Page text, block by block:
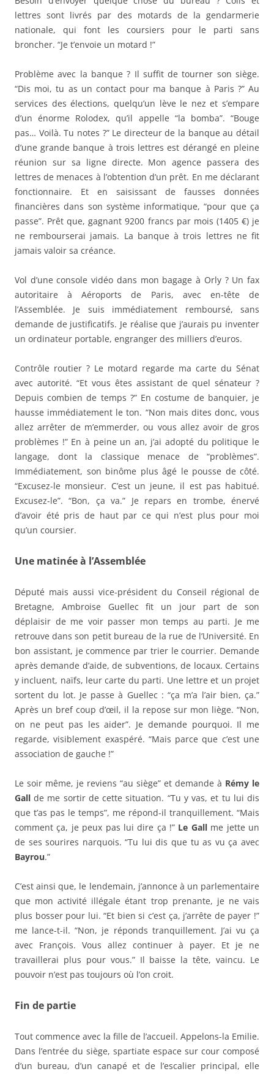
lettres sont livrés par des motards de la gendarmerie
nationale, qui font les coursiers pour le parti sans
broncher. “Je t’envoie un motard !”
Problème avec la banque ? Il suffit de tourner son siège.
“Dis moi, tu as un contact pour ma banque à Paris ?” Au
services des élections, quelqu’un lève le nez et s’empare
d’un énorme Rolodex, qu’il appelle “la bomba”. “Bouge
pas… Voilà. Tu notes ?” Le directeur de la banque au détail
d’une grande banque à trois lettres est dérangé en pleine
réunion sur sa ligne directe. Mon agence passera des
lettres de menaces à l’obtention d’un prêt. En me déclarant
fonctionnaire. Et en saisissant de fausses données
financières dans son système informatique, “pour que ça
passe”. Prêt que, gagnant 9200 francs par mois (1405 €) je
ne rembourserai jamais. La banque à trois lettres ne fit
jamais valoir sa créance.
Vol d’une console vidéo dans mon bagage à Orly ? Un fax
autoritaire à Aéroports de Paris, avec en-tête de
l’Assemblée. Je suis immédiatement remboursé, sans
demande de justificatifs. Je réalise que j’aurais pu inventer
un ordinateur portable, engranger des milliers d’euros.
Contrôle routier ? Le motard regarde ma carte du Sénat
avec autorité. “Et vous êtes assistant de quel sénateur ?
Depuis combien de temps ?” En costume de banquier, je
hausse immédiatement le ton. “Non mais dites donc, vous
allez arrêter de m’emmerder, ou vous allez avoir de gros
problèmes !” En à peine un an, j’ai adopté du politique le
langage, dont la classique menace de “problèmes”.
Immédiatement, son binôme plus âgé le pousse de côté.
“Excusez-le monsieur. C’est un jeune, il est pas habitué.
Excusez-le”. “Bon, ça va.” Je repars en trombe, énervé
d’avoir été pris de haut par ce qui n’est plus pour moi
qu’un coursier.
Une matinée à l’Assemblée
Député mais aussi vice-président du Conseil régional de
Bretagne, Ambroise Guellec fit un jour part de son
déplaisir de me voir passer mon temps au parti. Je me
retrouve dans son petit bureau de la rue de l’Université. En
bon assistant, je commence par trier le courrier. Demande
après demande d’aide, de subventions, de locaux. Certains
y incluent, naïfs, leur carte du parti. Une lettre et un projet
sortent du lot. Je passe à Guellec : “ça m’a l’air bien, ça.”
Après un bref coup d’œil, il la repose sur mon liège. “Non,
on ne peut pas les aider”. Je demande pourquoi. Il me
regarde, visiblement exaspéré. “Mais parce que c’est une
association de gauche !”
Le soir même, je reviens “au siège” et demande à Rémy le
Gall de me sortir de cette situation. “Tu y vas, et tu lui dis
que t’as pas le temps”, me répond-il tranquillement. “Mais
comment ça, je peux pas lui dire ça !” Le Gallme jette un
de ses sourires narquois. “Tu lui dis que tu as vu ça avec
Bayrou.”
C’est ainsi que, le lendemain, j’annonce à un parlementaire
que mon activité illégale étant trop prenante, je ne vais
plus bosser pour lui. “Et bien si c’est ça, j’arrête de payer !”
me lance-t-il. “Non, je réponds tranquillement. J’ai vu ça
avec François. Vous allez continuer à payer. Et je ne
travaillerai plus pour vous.” Il baisse la tête, vaincu. Le
pouvoir n’est pas toujours où l’on croit.
Fin de partie
Tout commence avec la fille de l’accueil. Appelons-la Emilie.
Dans l’entrée du siège, spartiate espace sur cour composé
d’un bureau, d’un canapé et de l’escalier principal, elle